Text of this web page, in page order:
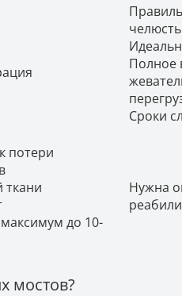
челюсть
Полное
Сроки
потери
ткани
до 10-
Нужна
мостов?